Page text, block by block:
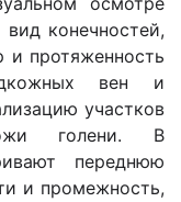
конечностей,
и протяженность
вен и
участков
голени. В
переднюю
и промежность,